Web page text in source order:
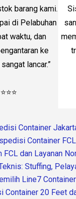
barang kami.
di Pelabuhan
waktu, dan
ke
lancar.”
Container
Container
FCL dan Layanan
Stuffing,
Line7
Container 20 Feet